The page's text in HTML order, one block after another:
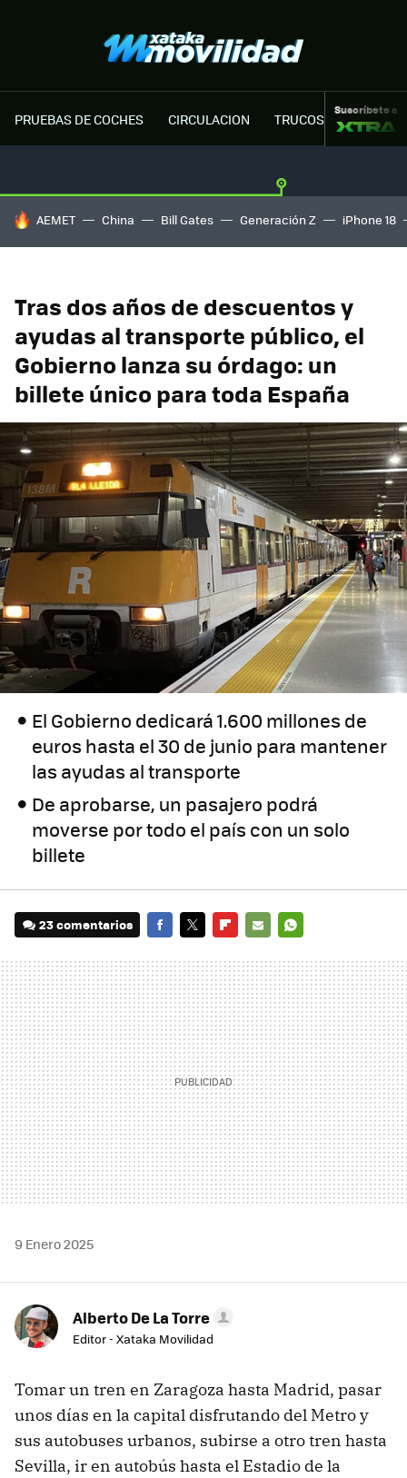
PRUEBAS DE COCHES CIRCULACION TRUCOS MOTOR
Suscríbete a
HOY SE HABLA DE
AEMET China Bill Gates Generación Z iPhone 18
Tras dos años de descuentos y
ayudas al transporte público, el
Gobierno lanza su órdago: un
billete único para toda España
El Gobierno dedicará 1.600 millones de
euros hasta el 30 de junio para mantener
las ayudas al transporte
De aprobarse, un pasajero podrá
moverse por todo el país con un solo
billete
23 comentarios
MAIL
9 Enero 2025
Alberto De La Torre
Editor - Xataka Movilidad
Tomar un tren en Zaragoza hasta Madrid, pasar
unos días en la capital disfrutando del Metro y
sus autobuses urbanos, subirse a otro tren hasta
Sevilla, ir en autobús hasta el Estadio de la